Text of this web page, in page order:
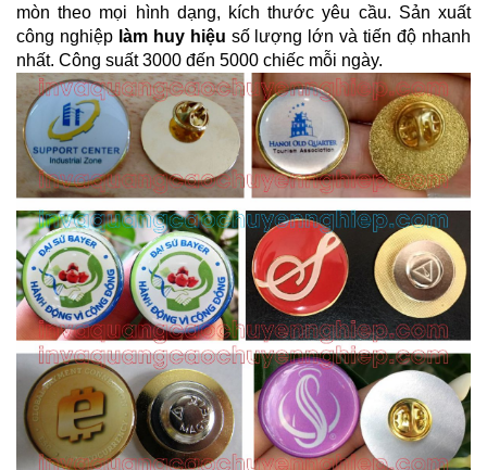
mòn theo mọi hình dạng, kích thước yêu cầu. Sản xuất
công nghiệp làm huy hiệu số lượng lớn và tiến độ nhanh
nhất. Công suất 3000 đến 5000 chiếc mỗi ngày.